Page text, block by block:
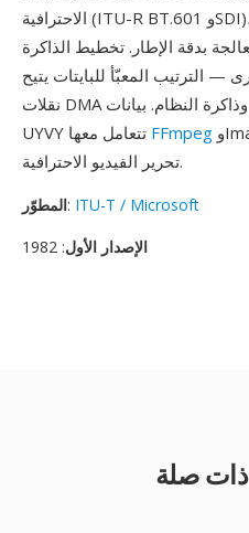
الاحترافية (ITU-R BT.601 وSDI)، مما يجعله التنسيق الطبيعي
بدقة الإطار. تخطيط الذاكرة
— الترتيب المعبّأ للبايتات يتيح
نقلات DMA سريعة بين أجهزة الالتقاط وذاكرة النظام. بيانات
FFmpeg
تحرير الفيديو الاحترافية.
المطوّر: ITU-T / Microsoft
الإصدار الأول: 1982
صلة